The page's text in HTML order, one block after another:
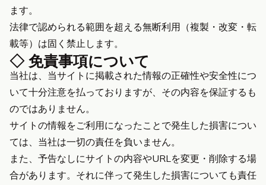
ます。
法律で認められる範囲を超える無断利用（複製・改変・転
載等）は固く禁止します。
◇ 免責事項について
当社は、当サイトに掲載された情報の正確性や安全性につ
いて十分注意を払っておりますが、その内容を保証するも
のではありません。
サイトの情報をご利用になったことで発生した損害につい
ては、当社は一切の責任を負いません。
また、予告なしにサイトの内容やURLを変更・削除する場
合があります。それに伴って発生した損害についても責任